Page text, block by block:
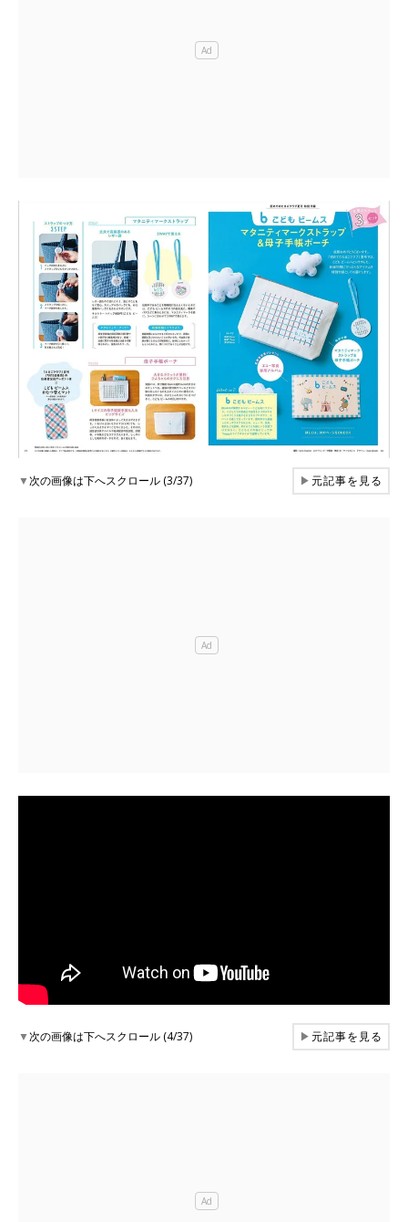
▼次の画像は下へスクロール (3/37) ▶元記事を見る
▼次の画像は下へスクロール (4/37) ▶元記事を見る